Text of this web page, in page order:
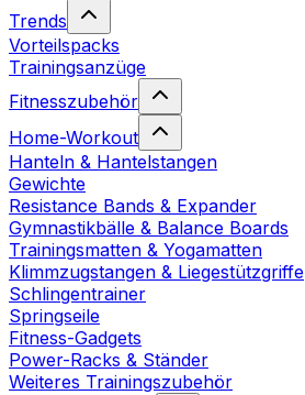
Trends
Vorteilspacks
Trainingsanzüge
Fitnesszubehör
Home-Workout
Hanteln & Hantelstangen
Gewichte
Resistance Bands & Expander
Gymnastikbälle & Balance Boards
Trainingsmatten & Yogamatten
Klimmzugstangen & Liegestützgriffe
Schlingentrainer
Springseile
Fitness-Gadgets
Power-Racks & Ständer
Weiteres Trainingszubehör